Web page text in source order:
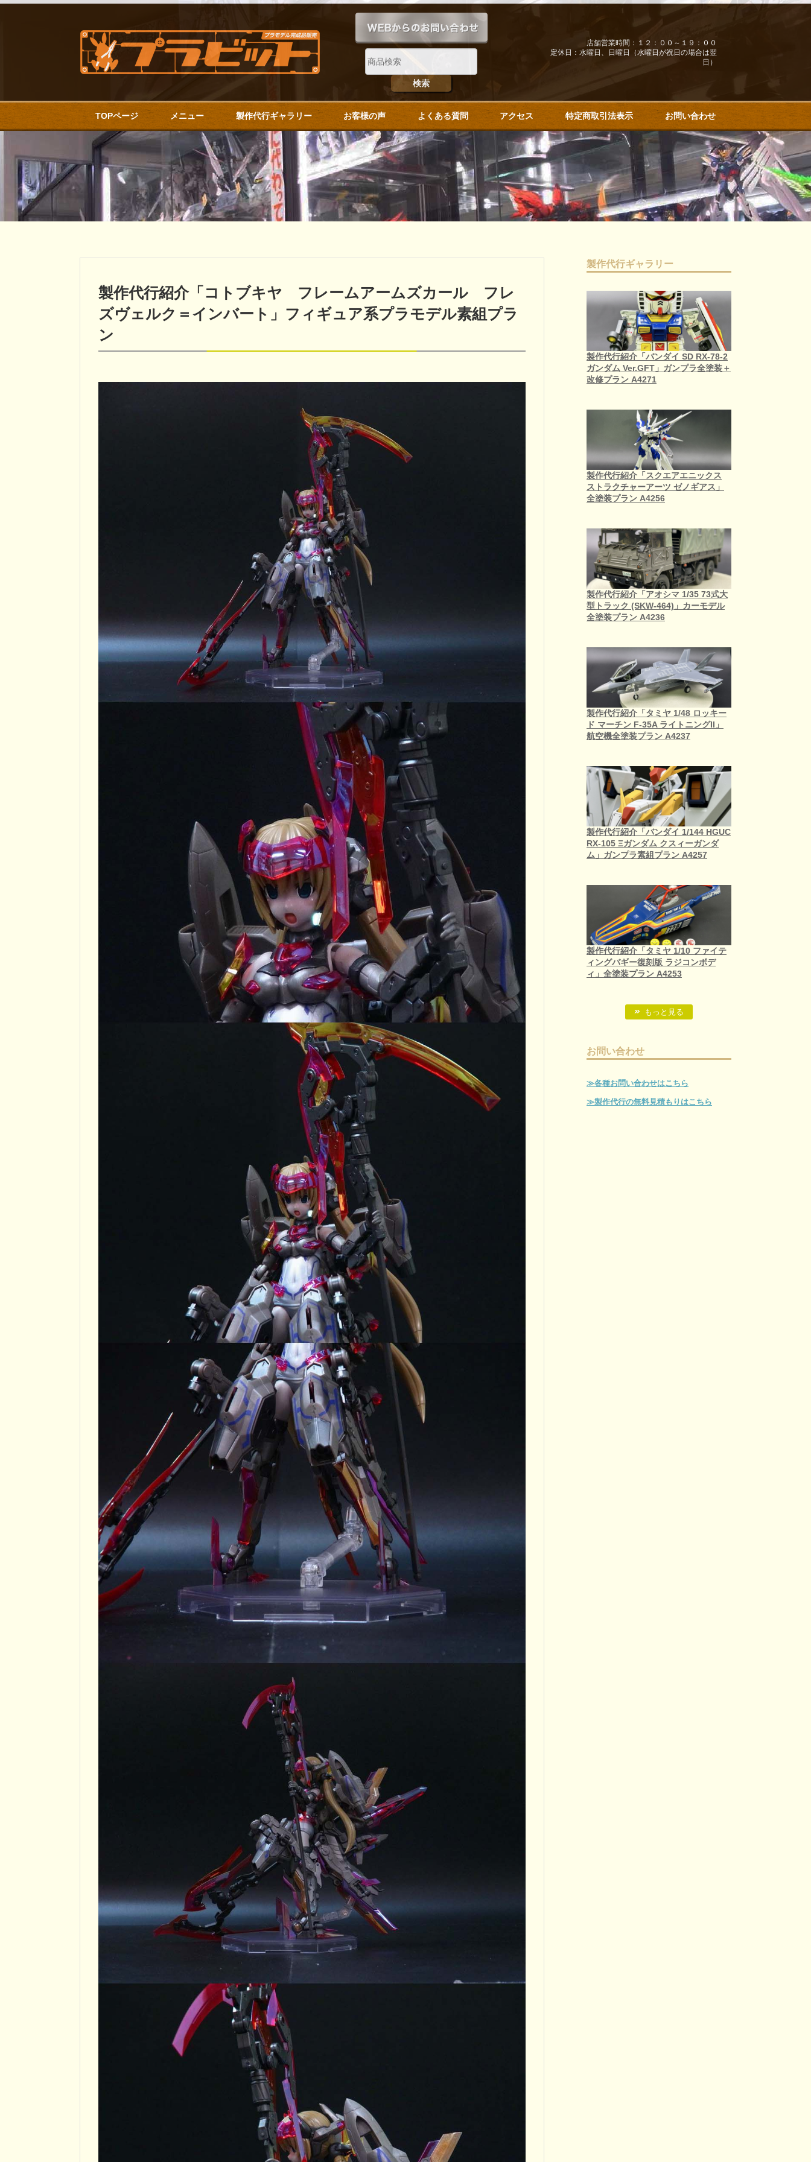
店舗営業時間：１２：００～１９：００
定休日：水曜日、日曜日（水曜日が祝日の場合は翌
日）
TOPページ メニュー 製作代行ギャラリー お客様の声 よくある質問 アクセス 特定商取引法表示 お問い合わせ
製作代行紹介「コトブキヤ フレームアームズカール フレ
ズヴェルク＝インバート」フィギュア系プラモデル素組プラ
ン
製作代行ギャラリー
製作代行紹介「バンダイ SD RX-78-2
ガンダム Ver.GFT」ガンプラ全塗装＋
改修プラン A4271
製作代行紹介「スクエアエニックス
ストラクチャーアーツ ゼノギアス」
全塗装プラン A4256
製作代行紹介「アオシマ 1/35 73式大
型トラック (SKW-464)」カーモデル
全塗装プラン A4236
製作代行紹介「タミヤ 1/48 ロッキー
ド マーチン F-35A ライトニングII」
航空機全塗装プラン A4237
製作代行紹介「バンダイ 1/144 HGUC
RX-105 Ξガンダム クスィーガンダ
ム」ガンプラ素組プラン A4257
製作代行紹介「タミヤ 1/10 ファイテ
ィングバギー復刻版 ラジコンボデ
ィ」全塗装プラン A4253
もっと見る
お問い合わせ
≫各種お問い合わせはこちら
≫製作代行の無料見積もりはこちら